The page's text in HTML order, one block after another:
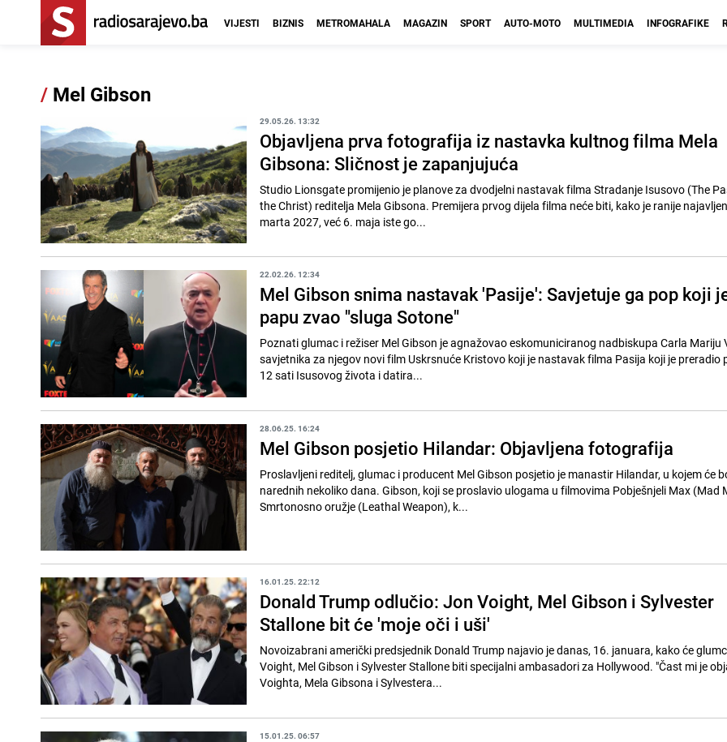
VIJESTI BIZNIS METROMAHALA MAGAZIN SPORT AUTO-MOTO MULTIMEDIA INFOGRAFIKE
/ Mel Gibson
29.05.26. 13:32
Objavljena prva fotografija iz nastavka kultnog filma Mela
Gibsona: Sličnost je zapanjujuća
Studio Lionsgate promijenio je planove za dvodjelni nastavak filma Stradanje Isusovo (The
the Christ) reditelja Mela Gibsona. Premijera prvog dijela filma neće biti, kako je ranije
marta 2027, već 6. maja iste go...
22.02.26. 12:34
Mel Gibson snima nastavak 'Pasije': Savjetuje ga pop koji
papu zvao "sluga Sotone"
Poznati glumac i režiser Mel Gibson je agnažovao eskomuniciranog nadbiskupa Carla Mariju
savjetnika za njegov novi film Uskrsnuće Kristovo koji je nastavak filma Pasija koji je preradio
12 sati Isusovog života i datira...
28.06.25. 16:24
Mel Gibson posjetio Hilandar: Objavljena fotografija
Proslavljeni reditelj, glumac i producent Mel Gibson posjetio je manastir Hilandar, u kojem će
narednih nekoliko dana. Gibson, koji se proslavio ulogama u filmovima Pobješnjeli Max (Mad
Smrtonosno oružje (Leathal Weapon), k...
16.01.25. 22:12
Donald Trump odlučio: Jon Voight, Mel Gibson i Sylvester
Stallone bit će 'moje oči i uši'
Novoizabrani američki predsjednik Donald Trump najavio je danas, 16. januara, kako će
Voight, Mel Gibson i Sylvester Stallone biti specijalni ambasadori za Hollywood. "Čast mi je
Voighta, Mela Gibsona i Sylvestera...
15.01.25. 06:57